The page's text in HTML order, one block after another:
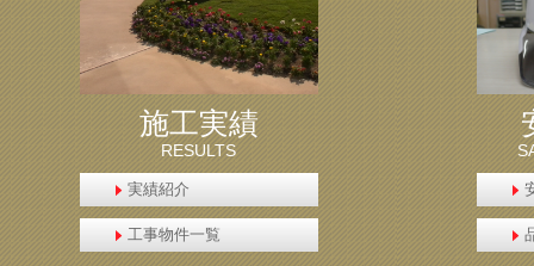
施工実績
RESULTS
実績紹介
工事物件一覧